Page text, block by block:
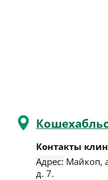
Контакты
Адрес: Майкоп,
д. 7.